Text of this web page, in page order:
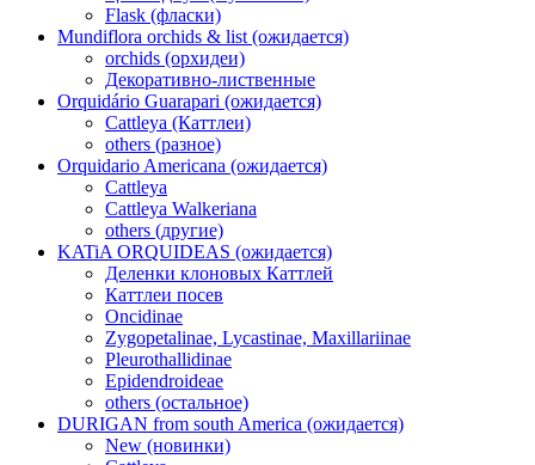
Flask (фласки)
Mundiflora orchids & list (ожидается)
orchids (орхидеи)
Декоративно-лиственные
Orquidário Guarapari (ожидается)
Cattleya (Каттлеи)
others (разное)
Orquidario Americana (ожидается)
Cattleya
Cattleya Walkeriana
others (другие)
KATiA ORQUIDEAS (ожидается)
Деленки клоновых Каттлей
Каттлеи посев
Oncidinae
Zygopetalinae, Lycastinae, Maxillariinae
Pleurothallidinae
Epidendroideae
others (остальное)
DURIGAN from south America (ожидается)
New (новинки)